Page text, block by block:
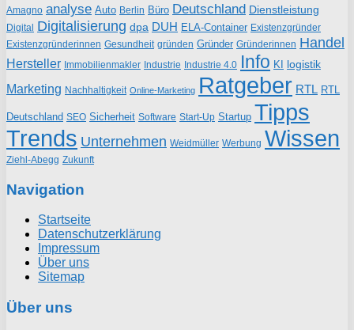
Amagno analyse Auto Berlin Büro Deutschland Dienstleistung
Digital Digitalisierung dpa DUH ELA-Container Existenzgründer
Existenzgründerinnen Gesundheit gründen Gründer Gründerinnen Handel
Hersteller Immobilienmakler Industrie Industrie 4.0 Info KI logistik
Marketing Nachhaltigkeit Online-Marketing Ratgeber RTL RTL
Deutschland SEO Sicherheit Software Start-Up Startup Tipps
Trends Unternehmen Weidmüller Werbung Wissen
Ziehl-Abegg Zukunft
Navigation
Startseite
Datenschutzerklärung
Impressum
Über uns
Sitemap
Über uns